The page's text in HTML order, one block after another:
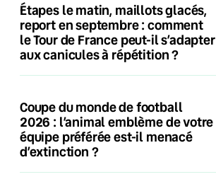
Étapes le matin, maillots glacés,
report en septembre : comment
le Tour de France peut-il s’adapter
aux canicules à répétition ?
Coupe du monde de football
2026 : l’animal emblème de votre
équipe préférée est-il menacé
d’extinction ?